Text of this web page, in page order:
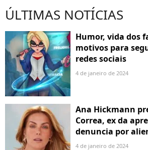
ÚLTIMAS NOTÍCIAS
Humor, vida dos
motivos para
redes sociais
4 de janeiro de 2024
Ana Hickmann
Correa, ex da
denuncia por
4 de janeiro de 2024